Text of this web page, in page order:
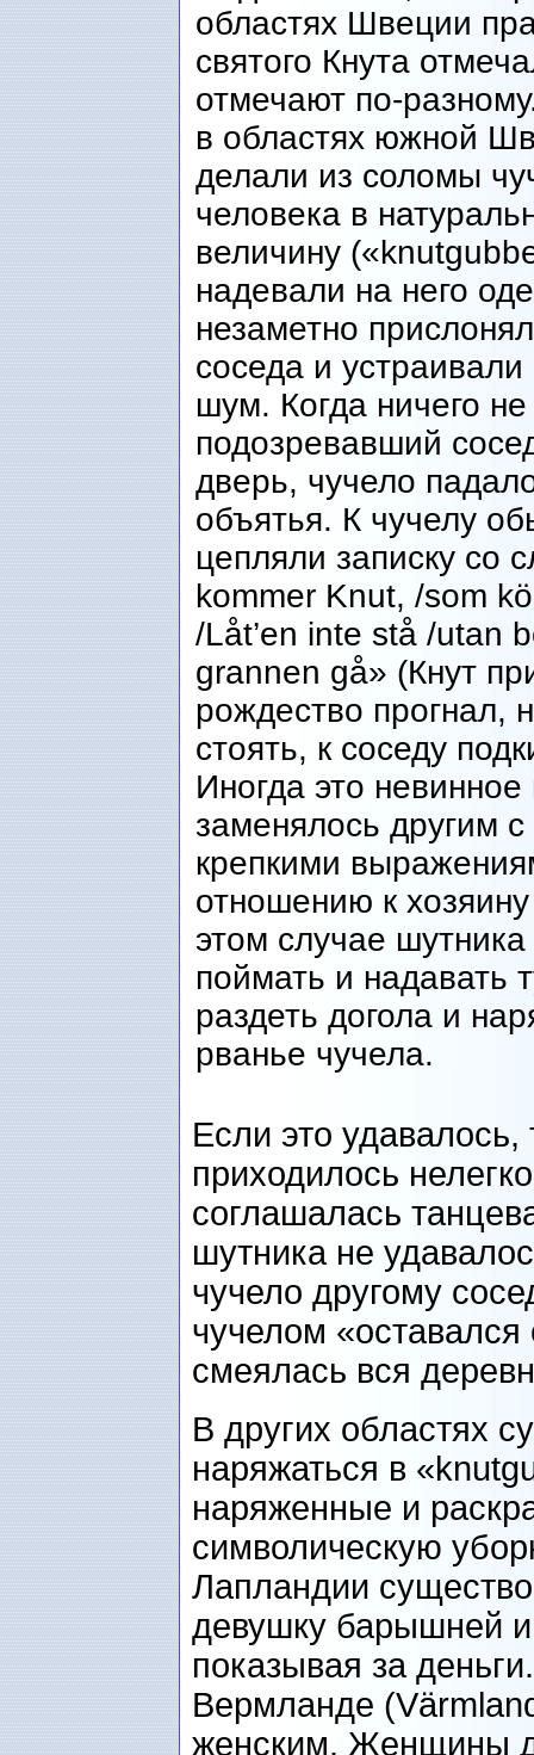
областях Швеции
святого Кнута
отмечают по-
в областях южной
делали из соломы
человека в
величину
надевали на него
незаметно
соседа и
шум. Когда ничего не
подозревавший
дверь, чучело
объятья. К чучелу
цепляли записку со
kommer Knut, /som
/Låt’en inte stå /utan
grannen gå» (Кнут
рождество прогнал,
стоять, к соседу
Иногда это
заменялось другим
крепкими
отношению к
этом случае
поймать и надавать
раздеть догола и
рванье чучела.
Если это
приходилось
соглашалась
шутника не
чучело другому
чучелом
смеялась вся
В других областях
наряжаться в
наряженные и
символическую
Лапландии
девушку барышней
показывая за
Вермланде
женским. Женщины